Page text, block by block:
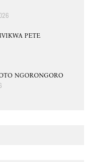
PETE
NGORONGORO